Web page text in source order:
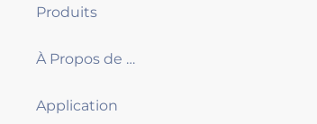
Produits
À Propos de Nous
Application